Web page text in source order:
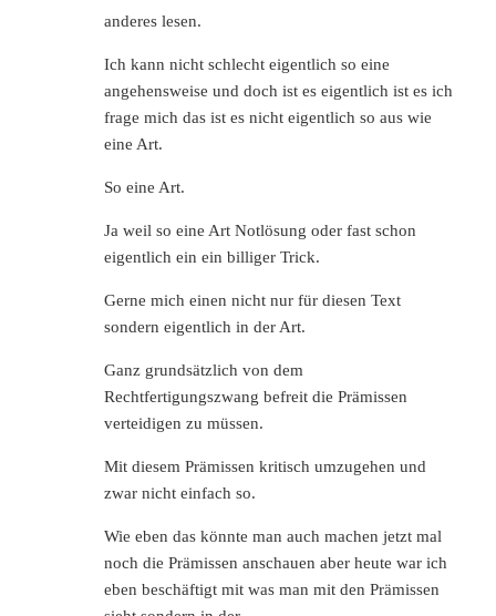
anderes lesen.
Ich kann nicht schlecht eigentlich so eine
angehensweise und doch ist es eigentlich ist es ich
frage mich das ist es nicht eigentlich so aus wie
eine Art.
So eine Art.
Ja weil so eine Art Notlösung oder fast schon
eigentlich ein ein billiger Trick.
Gerne mich einen nicht nur für diesen Text
sondern eigentlich in der Art.
Ganz grundsätzlich von dem
Rechtfertigungszwang befreit die Prämissen
verteidigen zu müssen.
Mit diesem Prämissen kritisch umzugehen und
zwar nicht einfach so.
Wie eben das könnte man auch machen jetzt mal
noch die Prämissen anschauen aber heute war ich
eben beschäftigt mit was man mit den Prämissen